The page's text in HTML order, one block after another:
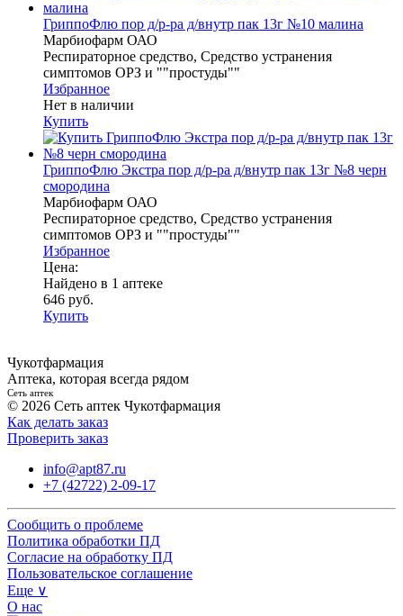
ГриппоФлю пор д/р-ра д/внутр пак 13г №10 малина
Марбиофарм ОАО
Респираторное средство, Средство устранения
симптомов ОРЗ и ""простуды""
Избранное
Нет в наличии
Купить
ГриппоФлю Экстра пор д/р-ра д/внутр пак 13г №8 черн
смородина
Марбиофарм ОАО
Респираторное средство, Средство устранения
симптомов ОРЗ и ""простуды""
Избранное
Цена:
Найдено в 1 аптеке
646 руб.
Купить
Чукотфармация
Аптека, которая всегда рядом
Сеть аптек
© 2026 Сеть аптек Чукотфармация
Как делать заказ
Проверить заказ
info@apt87.ru
+7 (42722) 2-09-17
Сообщить о проблеме
Политика обработки ПД
Согласие на обработку ПД
Пользовательское соглашение
Еще ∨
О нас